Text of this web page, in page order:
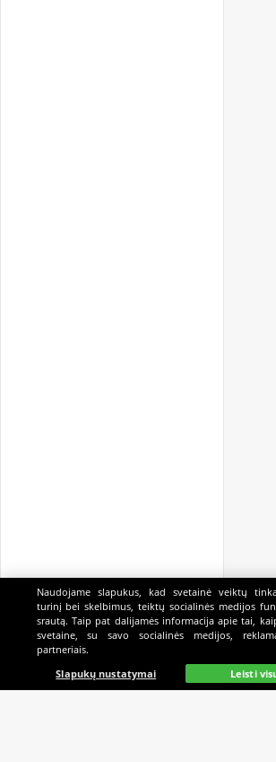
Pagrindinis Gyvai Paieška
Naudojame slapukus, kad svetainė veiktų
turinį bei skelbimus, teiktų socialinės medijos
srautą. Taip pat dalijamės informacija apie tai,
svetaine, su savo socialinės medijos,
partneriais.
Slapukų nustatymai
Leisti